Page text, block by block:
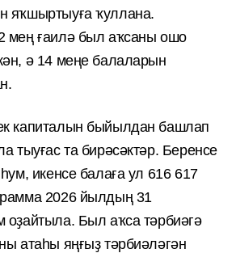
яҡшыртыуға ҡуллана.
мең ғаилә был аҡсаны ошо
ә 14 меңе балаларын
капиталын быйылдан башлап
тыуғас та бирәсәктәр. Беренсе
икенсе балаға ул 616 617
2026 йылдың 31
оҙайтыла. Был аҡса тәрбиәгә
атаһы яңғыҙ тәрбиәләгән